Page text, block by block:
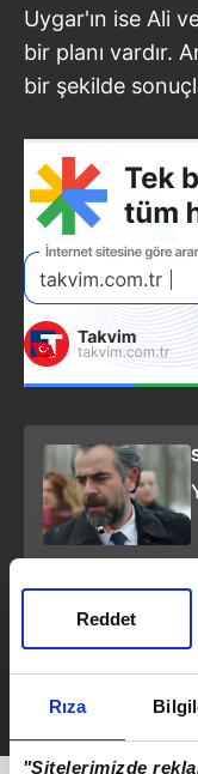
Rıza
"Sitelerimizde
Reddet
Uygar'ın ise Ali
bir planı vardır.
bir şekilde
İZLE I Ateş
fragmanı
dediğin